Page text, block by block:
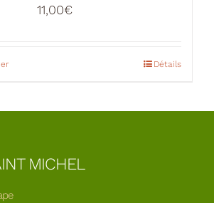
11,00€
Détails
MICHEL